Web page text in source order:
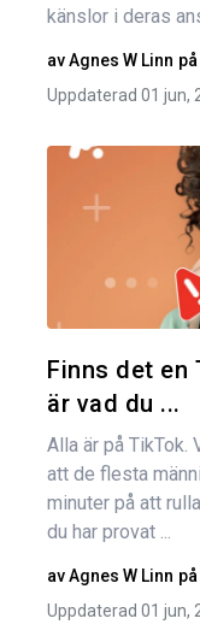
känslor i deras
avAgnes W Linn på
Uppdaterad 01 jun,
Finns det en
är vad du ...
Alla är på TikTok.
att de flesta
minuter på att
du har provat ...
avAgnes W Linn på
Uppdaterad 01 jun,